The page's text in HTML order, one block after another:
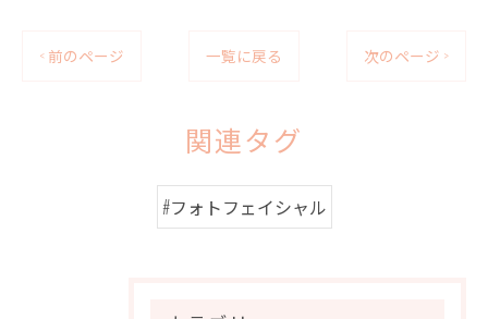
< 前のページ 一覧に戻る 次のページ >
関連タグ
#フォトフェイシャル